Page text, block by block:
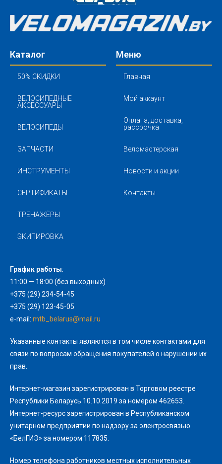
Каталог
50% СКИДКИ
ВЕЛОСИПЕДНЫЕ
АКСЕССУАРЫ
ВЕЛОСИПЕДЫ
ЗАПЧАСТИ
ИНСТРУМЕНТЫ
СЕРТИФИКАТЫ
ТРЕНАЖЁРЫ
ЭКИПИРОВКА
Меню
Главная
Мой аккаунт
Оплата, доставка,
рассрочка
Веломастерская
Новости и акции
Контакты
График работы:
11:00 — 18:00 (без выходных)
+375 (29) 234-54-45
+375 (29) 123-45-05
e-mail: mtb_belarus@mail.ru
Указанные контакты являются в том числе контактами для
связи по вопросам обращения покупателей о нарушении их
прав.
Интернет-магазин зарегистрирован в Торговом реестре
Республики Беларусь 10.10.2019 за номером 462653.
Интернет-ресурс зарегистрирован в Республиканском
унитарном предприятии по надзору за электросвязью
«БелГИЭ» за номером 117835.
Номер телефона работников местных исполнительных